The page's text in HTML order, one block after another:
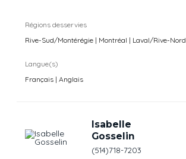
Régions desservies
Rive-Sud/Montérégie | Montréal | Laval/Rive-Nord
Langue(s)
Français | Anglais
Isabelle
Gosselin
(514)718-7203